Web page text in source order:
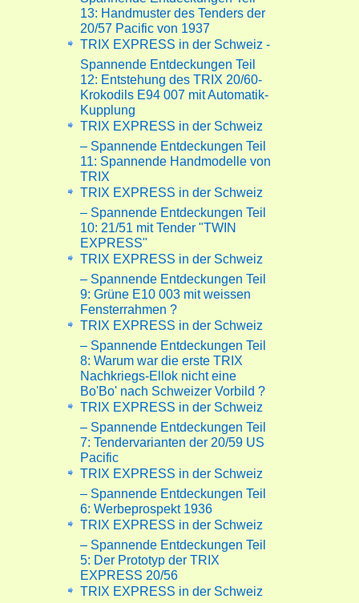
13: Handmuster des Tenders der
20/57 Pacific von 1937
TRIX EXPRESS in der Schweiz -
Spannende Entdeckungen Teil
12: Entstehung des TRIX 20/60-
Krokodils E94 007 mit Automatik-
Kupplung
TRIX EXPRESS in der Schweiz
– Spannende Entdeckungen Teil
11: Spannende Handmodelle von
TRIX
TRIX EXPRESS in der Schweiz
– Spannende Entdeckungen Teil
10: 21/51 mit Tender "TWIN
EXPRESS"
TRIX EXPRESS in der Schweiz
– Spannende Entdeckungen Teil
9: Grüne E10 003 mit weissen
Fensterrahmen ?
TRIX EXPRESS in der Schweiz
– Spannende Entdeckungen Teil
8: Warum war die erste TRIX
Nachkriegs-Ellok nicht eine
Bo'Bo' nach Schweizer Vorbild ?
TRIX EXPRESS in der Schweiz
– Spannende Entdeckungen Teil
7: Tendervarianten der 20/59 US
Pacific
TRIX EXPRESS in der Schweiz
– Spannende Entdeckungen Teil
6: Werbeprospekt 1936
TRIX EXPRESS in der Schweiz
– Spannende Entdeckungen Teil
5: Der Prototyp der TRIX
EXPRESS 20/56
TRIX EXPRESS in der Schweiz